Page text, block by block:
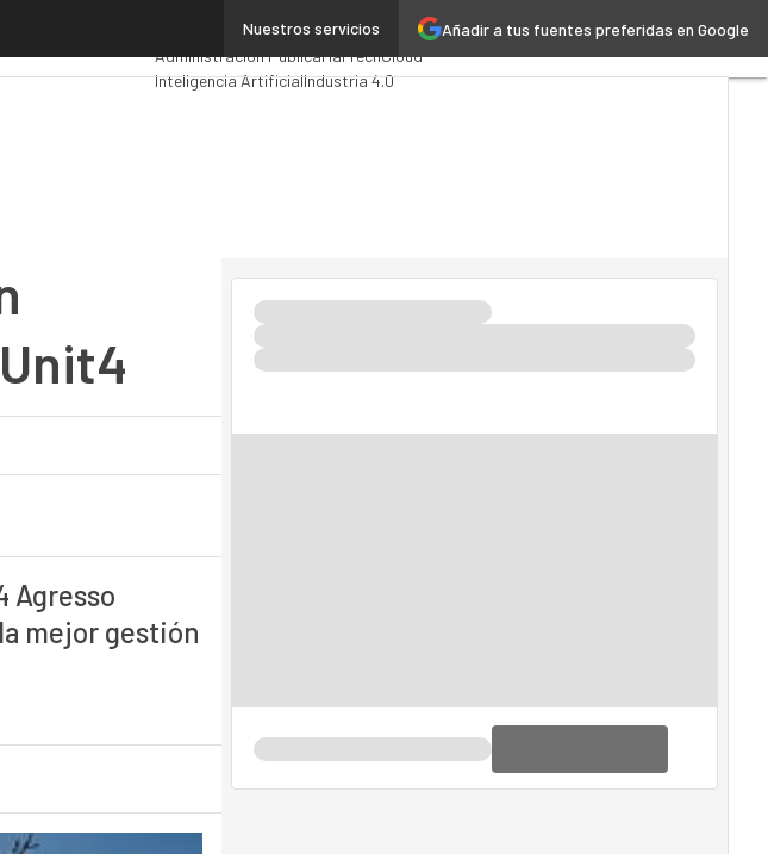
Añadir a tus fuentes preferidas en Google
Nuestros servicios
Premios ComputingAnalytics
Administración PúblicaMarTechCloud
Inteligencia ArtificialIndustria 4.0
Agresso
mejor gestión